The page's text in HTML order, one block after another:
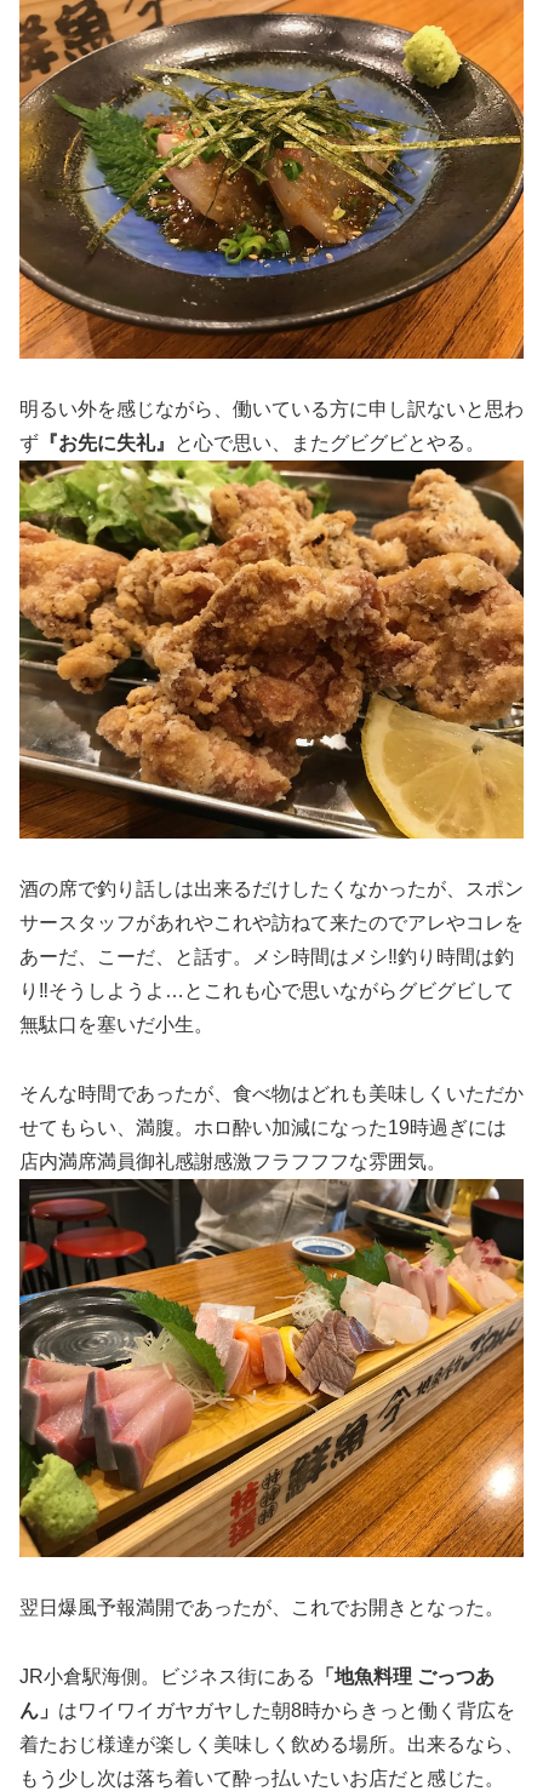
明るい外を感じながら、働いている方に申し訳ないと思わ
ず 『お先に失礼』 と心で思い、またグビグビとやる。
酒の席で釣り話しは出来るだけしたくなかったが、スポン
サースタッフがあれやこれや訪ねて来たのでアレやコレを
あーだ、こーだ、と話す。メシ時間はメシ‼️釣り時間は釣
り‼️そうしようよ…とこれも心で思いながらグビグビして
無駄口を塞いだ小生。
そんな時間であったが、食べ物はどれも美味しくいただか
せてもらい、満腹。ホロ酔い加減になった19時過ぎには
店内満席満員御礼感謝感激フラフフフな雰囲気。
翌日爆風予報満開であったが、これでお開きとなった。
JR小倉駅海側。ビジネス街にある
「地魚料理 ごっつあ
ん」 はワイワイガヤガヤした朝8時からきっと働く背広を
着たおじ様達が楽しく美味しく飲める場所。出来るなら、
もう少し次は落ち着いて酔っ払いたいお店だと感じた。